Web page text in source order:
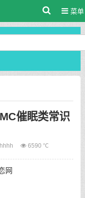
菜单
催眠类常识
6590 ℃
网